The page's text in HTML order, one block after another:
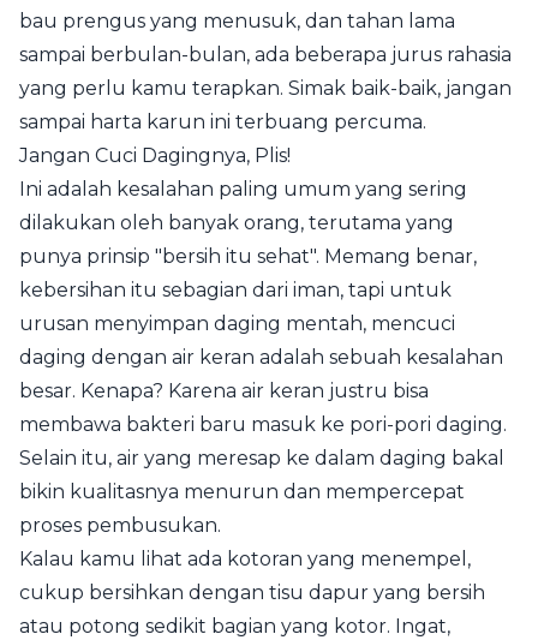
bau prengus yang menusuk, dan tahan lama
sampai berbulan-bulan, ada beberapa jurus rahasia
yang perlu kamu terapkan. Simak baik-baik, jangan
sampai harta karun ini terbuang percuma.
Jangan Cuci Dagingnya, Plis!
Ini adalah kesalahan paling umum yang sering
dilakukan oleh banyak orang, terutama yang
punya prinsip "bersih itu sehat". Memang benar,
kebersihan itu sebagian dari iman, tapi untuk
urusan menyimpan daging mentah, mencuci
daging dengan air keran adalah sebuah kesalahan
besar. Kenapa? Karena air keran justru bisa
membawa bakteri baru masuk ke pori-pori daging.
Selain itu, air yang meresap ke dalam daging bakal
bikin kualitasnya menurun dan mempercepat
proses pembusukan.
Kalau kamu lihat ada kotoran yang menempel,
cukup bersihkan dengan tisu dapur yang bersih
atau potong sedikit bagian yang kotor. Ingat,